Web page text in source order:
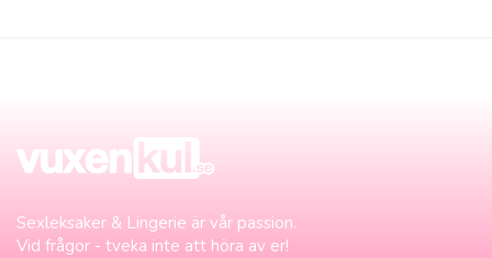
Sexleksaker & Lingerie är vår passion.
Vid frågor - tveka inte att höra av er!